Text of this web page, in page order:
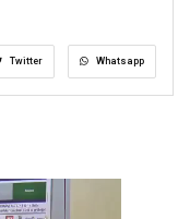
Twitter Whatsapp